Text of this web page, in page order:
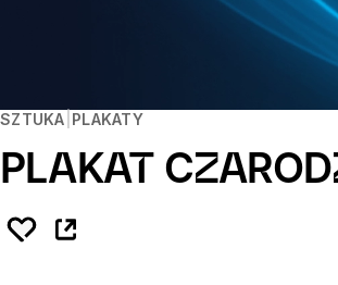
SZTUKA PLAKATY
PLAKAT